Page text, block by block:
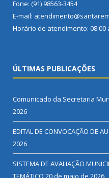
Fone: (91) 98563-3454
E-mail:
Horário de atendimento: 08:00
ÚLTIMAS PUBLICAÇÕES
Comunicado da Secretaria
2026
EDITAL DE CONVOCAÇÃO DE
2026
SISTEMA DE AVALIAÇÃO
TEMÁTICO 20 de maio de 2026